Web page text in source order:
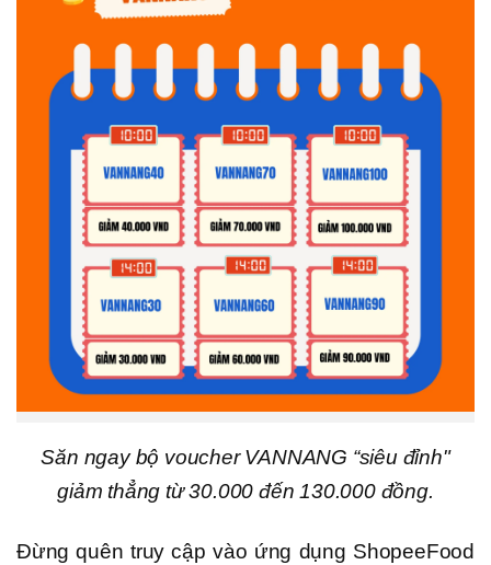
Săn ngay bộ voucher VANNANG “siêu đỉnh"
giảm thẳng từ 30.000 đến 130.000 đồng.
Đừng quên truy cập vào ứng dụng ShopeeFood